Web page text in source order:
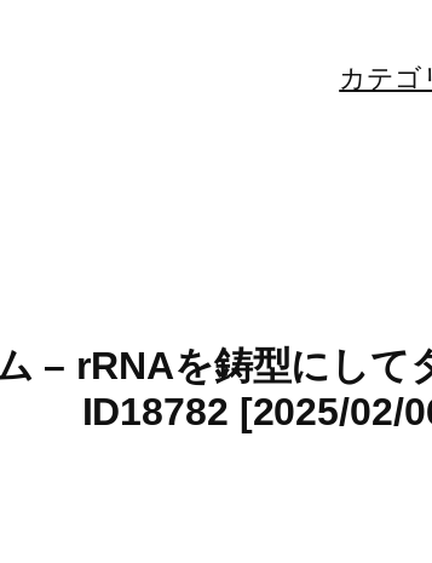
カテゴ
– rRNAを鋳型にして
ID18782 [2025/02/